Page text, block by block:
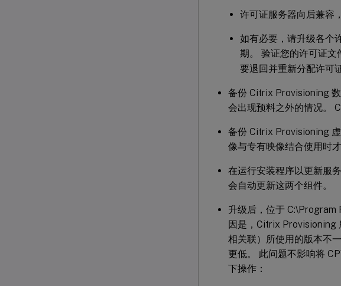
许可证服务器向后兼容
如有必要，请升级各个
期。 验证您的许可证文
要退回并重新分配许可
备份 Citrix Provisioning
会出现预料之外的情况。
备份 Citrix Provisioning
像与专有映像结合使用时
在运行安装程序以更新服
会自动更新这两个组件。
升级后，位于
因是，Citrix Provisioning
相关联）所使用的版本不
更低。 此问题不影响将
下操作：